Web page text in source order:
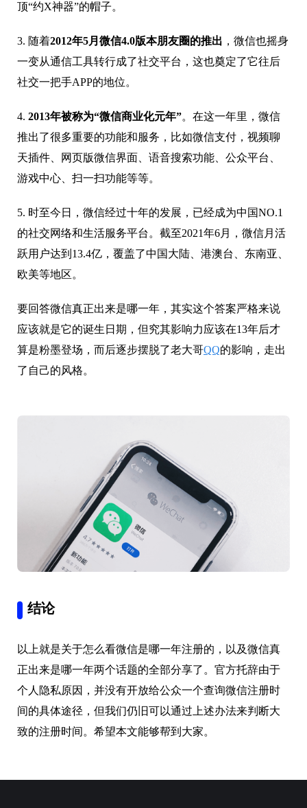
顶“约X神器”的帽子。
3. 随着2012年5月微信4.0版本朋友圈的推出 ，微信也摇身
一变从通信工具转行成了社交平台，这也奠定了它往后
社交一把手APP的地位。
4. 2013年被称为“微信商业化元年”。在这一年里，微信
推出了很多重要的功能和服务，比如微信支付，视频聊
天插件、网页版微信界面、语音搜索功能、公众平台、
游戏中心、扫一扫功能等等。
5. 时至今日，微信经过十年的发展，已经成为中国NO.1
的社交网络和生活服务平台。截至2021年6月，微信月活
跃用户达到13.4亿，覆盖了中国大陆、港澳台、东南亚、
欧美等地区。
要回答微信真正出来是哪一年，其实这个答案严格来说
应该就是它的诞生日期，但究其影响力应该在13年后才
算是粉墨登场，而后逐步摆脱了老大哥QQ的影响，走出
了自己的风格。
结论
以上就是关于怎么看微信是哪一年注册的，以及微信真
正出来是哪一年两个话题的全部分享了。官方托辞由于
个人隐私原因，并没有开放给公众一个查询微信注册时
间的具体途径，但我们仍旧可以通过上述办法来判断大
致的注册时间。希望本文能够帮到大家。